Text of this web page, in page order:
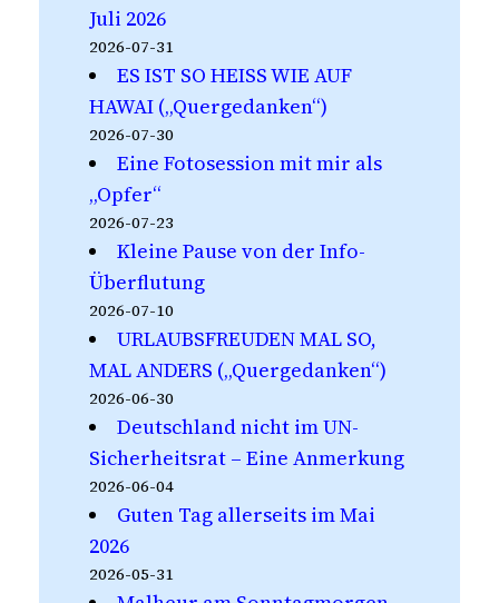
Juli 2026
2026-07-31
ES IST SO HEISS WIE AUF
HAWAI („Quergedanken“)
2026-07-30
Eine Fotosession mit mir als
„Opfer“
2026-07-23
Kleine Pause von der Info-
Überflutung
2026-07-10
URLAUBSFREUDEN MAL SO,
MAL ANDERS („Quergedanken“)
2026-06-30
Deutschland nicht im UN-
Sicherheitsrat – Eine Anmerkung
2026-06-04
Guten Tag allerseits im Mai
2026
2026-05-31